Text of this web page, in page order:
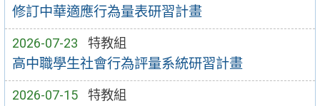
修訂中華適應行為量表研習計畫
2026-07-23 特教組
高中職學生社會行為評量系統研習計畫
2026-07-15 特教組